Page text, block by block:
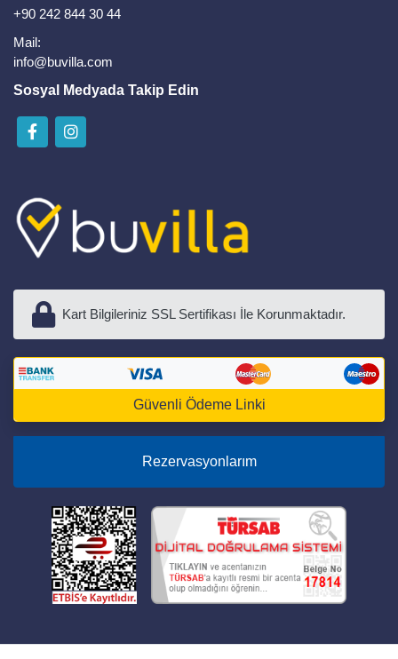
+90 242 844 30 44
Mail:
info@buvilla.com
Sosyal Medyada Takip Edin
Kart Bilgileriniz SSL Sertifikası İle Korunmaktadır.
Güvenli Ödeme Linki
Rezervasyonlarım